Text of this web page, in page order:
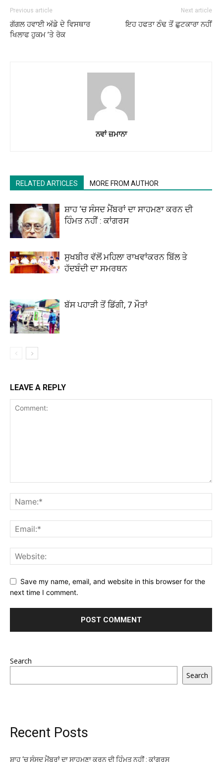
Previous article
ਗੱਗਲ ਹਵਾਈ ਅੱਡੇ ਦੇ ਵਿਸਥਾਰ
ਖਿਲਾਫ ਹੁਕਮ ’ਤੇ ਰੋਕ
Next article
ਇਹ ਹਫਤਾ ਠੰਢ ਤੋਂ ਛੁਟਕਾਰਾ ਨਹੀਂ
ਨਵਾਂ ਜ਼ਮਾਨਾ
RELATED ARTICLES MORE FROM AUTHOR
ਸ਼ਾਹ ‘ਚ ਸੰਸਦ ਮੈਂਬਰਾਂ ਦਾ ਸਾਹਮਣਾ ਕਰਨ ਦੀ
ਹਿੰਮਤ ਨਹੀਂ : ਕਾਂਗਰਸ
ਸੁਖਬੀਰ ਵੱਲੋਂ ਮਹਿਲਾ ਰਾਖਵਾਂਕਰਨ ਬਿੱਲ ਤੇ
ਹੱਦਬੰਦੀ ਦਾ ਸਮਰਥਨ
ਬੱਸ ਪਹਾੜੀ ਤੋਂ ਡਿੱਗੀ, 7 ਮੌਤਾਂ
LEAVE A REPLY
Save my name, email, and website in this browser for the
next time I comment.
Search
Search
Recent Posts
ਸ਼ਾਹ ‘ਚ ਸੰਸਦ ਮੈਂਬਰਾਂ ਦਾ ਸਾਹਮਣਾ ਕਰਨ ਦੀ ਹਿੰਮਤ ਨਹੀਂ : ਕਾਂਗਰਸ